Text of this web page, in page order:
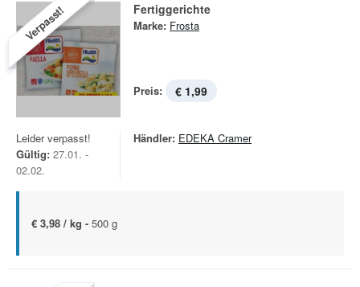
Verpasst! Fertiggerichte
Marke: Frosta
Preis: € 1,99
Leider verpasst!
Gültig: 27.01. -
02.02.
Händler: EDEKA Cramer
€ 3,98 / kg - 500 g